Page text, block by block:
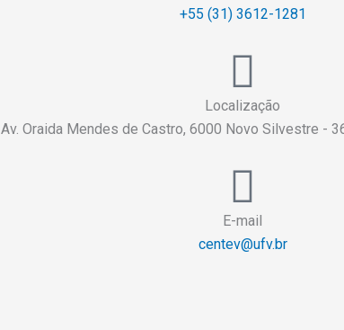
+55 (31) 3612-1281
Localização
Av. Oraida Mendes de Castro, 6000 Novo Silvestre -
E-mail
centev@ufv.br